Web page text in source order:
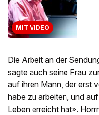
MIT VIDEO
Die Arbeit an der
sagte auch seine Frau
auf ihren Mann, der erst
habe zu arbeiten, und
Leben erreicht hat».